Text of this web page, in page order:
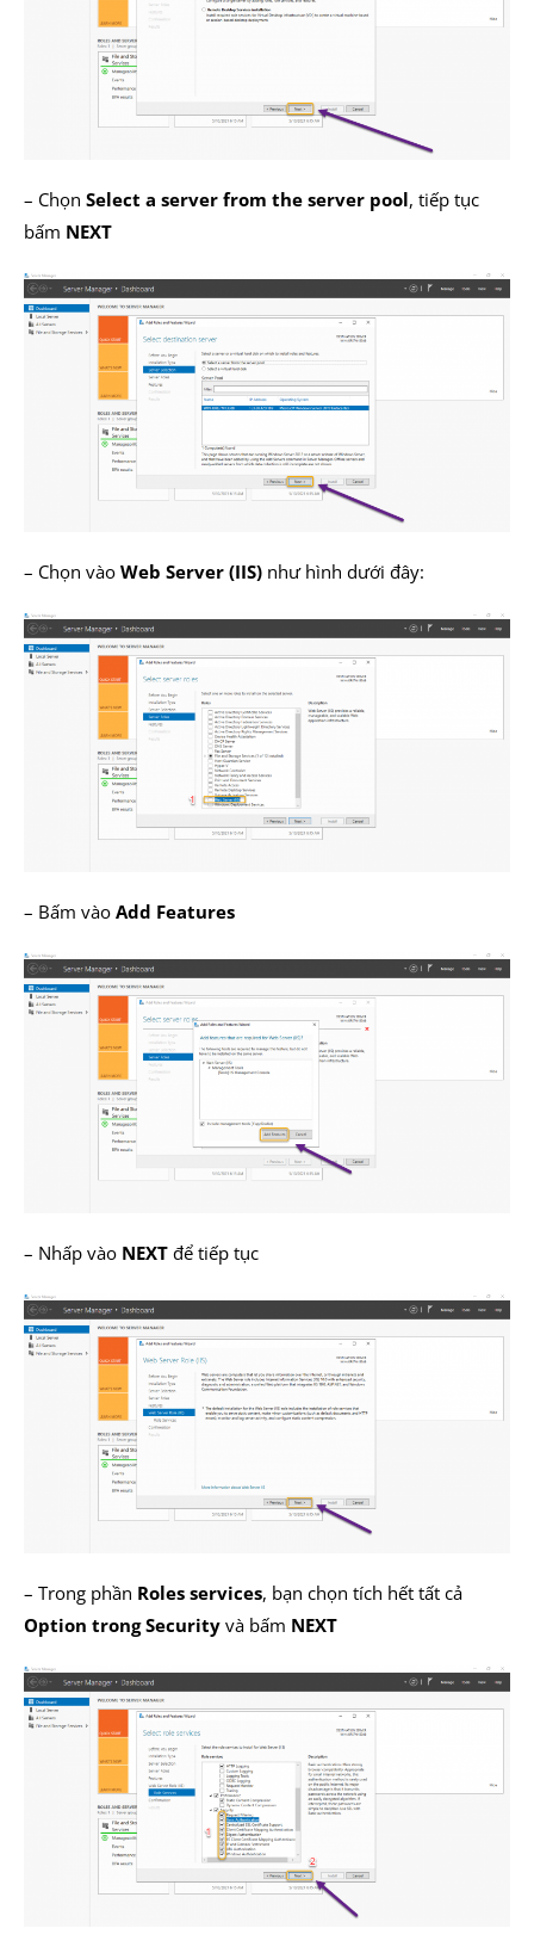
– Chọn Select a server from the server pool, tiếp tục
bấm NEXT
– Chọn vào Web Server (IIS) như hình dưới đây:
– Bấm vào Add Features
– Nhấp vào NEXT để tiếp tục
– Trong phần Roles services, bạn chọn tích hết tất cả
Option trong Security và bấm NEXT